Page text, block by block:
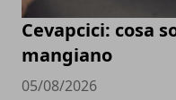
Cevapcici: cosa
mangiano
05/08/2026